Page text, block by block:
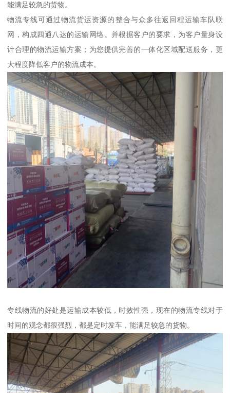
能满足较急的货物。
物流专线可通过物流货运资源的整合与众多往返回程运输车队联
网，构成四通八达的运输网络。并根据客户的要求，为客户量身设
计合理的物流运输方案；为您提供完善的一体化区域配送服务，更
大程度降低客户的物流成本。
专线物流的好处是运输成本较低，时效性强，现在的物流专线对于
时间的观念都很强烈，都是定时发车，能满足较急的货物。